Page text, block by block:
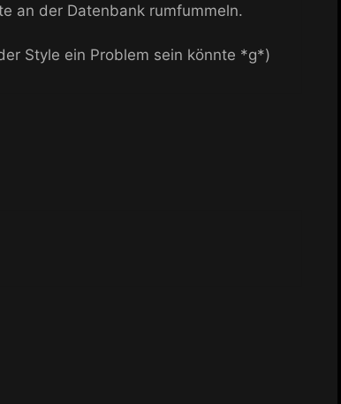
an der Datenbank rumfummeln.
Style ein Problem sein könnte *g*)